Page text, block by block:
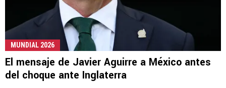
MUNDIAL 2026
El mensaje de Javier Aguirre a México antes
del choque ante Inglaterra